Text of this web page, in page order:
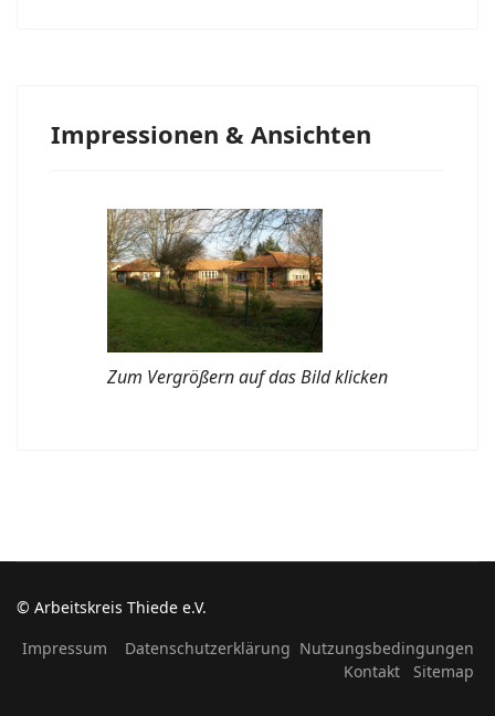
Impressionen & Ansichten
Zum Vergrößern auf das Bild klicken
© Arbeitskreis Thiede e.V.
Impressum
Datenschutzerklärung Nutzungsbedingungen
Kontakt
Sitemap